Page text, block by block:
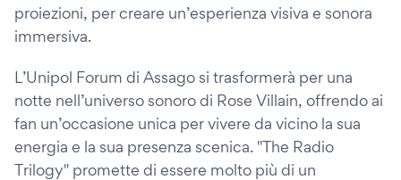
proiezioni, per creare un’esperienza visiva e sonora
immersiva.
L’Unipol Forum di Assago si trasformerà per una
notte nell’universo sonoro di Rose Villain, offrendo ai
fan un’occasione unica per vivere da vicino la sua
energia e la sua presenza scenica. "The Radio
Trilogy" promette di essere molto più di un